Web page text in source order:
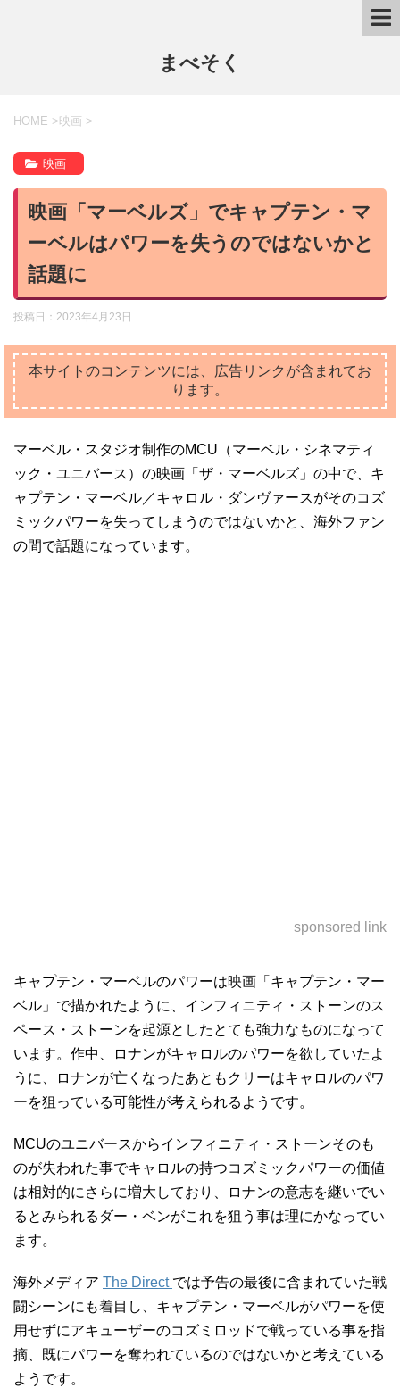
まべそく
HOME > 映画 >
映画
映画「マーベルズ」でキャプテン・マ
ーベルはパワーを失うのではないかと
話題に
投稿日： 2023年4月23日
本サイトのコンテンツには、広告リンクが含まれてお
ります。
マーベル・スタジオ制作のMCU（マーベル・シネマティ
ック・ユニバース）の映画「ザ・マーベルズ」の中で、キ
ャプテン・マーベル／キャロル・ダンヴァースがそのコズ
ミックパワーを失ってしまうのではないかと、海外ファン
の間で話題になっています。
sponsored link
キャプテン・マーベルのパワーは映画「キャプテン・マー
ベル」で描かれたように、インフィニティ・ストーンのス
ペース・ストーンを起源としたとても強力なものになって
います。作中、ロナンがキャロルのパワーを欲していたよ
うに、ロナンが亡くなったあともクリーはキャロルのパワ
ーを狙っている可能性が考えられるようです。
MCUのユニバースからインフィニティ・ストーンそのも
のが失われた事でキャロルの持つコズミックパワーの価値
は相対的にさらに増大しており、ロナンの意志を継いでい
るとみられるダー・ベンがこれを狙う事は理にかなってい
ます。
海外メディア The Direct では予告の最後に含まれていた戦
闘シーンにも着目し、キャプテン・マーベルがパワーを使
用せずにアキューザーのコズミロッドで戦っている事を指
摘、既にパワーを奪われているのではないかと考えている
ようです。